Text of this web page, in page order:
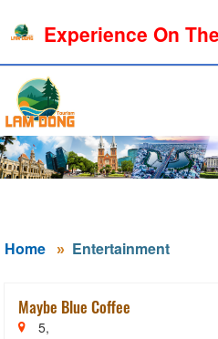
Home Entertainment
Maybe Blue Coffee
5,
Experience On